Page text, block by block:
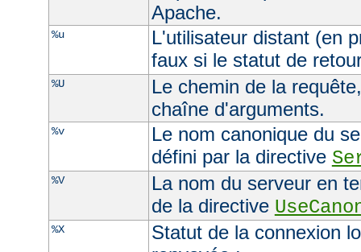
Apache.
%u
L'utilisateur distant (en
faux si le statut de
%U
Le chemin de la
chaîne d'arguments.
%v
Le nom canonique du
défini par la directive
%V
La nom du serveur en
de la directive
%X
Statut de la connexion